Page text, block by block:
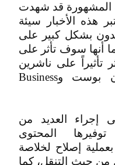
المشهورة قد شهدت
هذه الأخبار سيئة
بشكل كبير على
أنها سوف تأثر على
تأثيراً على ناشرين
أمثال Buzzfeed وهافينغتون بوست وBusiness
إجراء العديد من
المحتوى
إصلاح لخلاصة
من حيث التنقل، كما